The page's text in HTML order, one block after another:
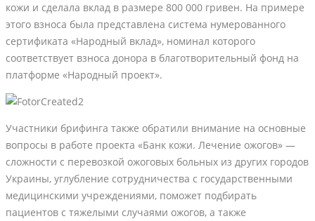
кожи и сделала вклад в размере 800 000 гривен. На примере
этого взноса была представлена система нумерованного
сертификата «Народный вклад», номинал которого
соответствует взноса донора в благотворительный фонд на
платформе «Народный проект».
Участники брифинга также обратили внимание на основные
вопросы в работе проекта «Банк кожи. Лечение ожогов» —
сложности с перевозкой ожоговых больных из других городов
Украины, углубление сотрудничества с государственными
медицинскими учреждениями, поможет подбирать
пациентов с тяжелыми случаями ожогов, а также